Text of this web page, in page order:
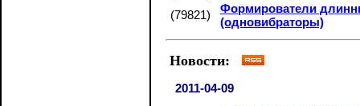
(79821)
Формирователи
(одновибраторы)
Новости:
2011-04-09